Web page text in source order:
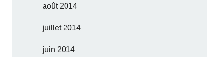
août 2014
juillet 2014
juin 2014